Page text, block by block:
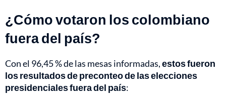
¿Cómo votaron los colombiano
fuera del país?
Con el 96,45 % de las mesas informadas,estos fueron
los resultados de preconteo de las elecciones
presidenciales fuera del país: